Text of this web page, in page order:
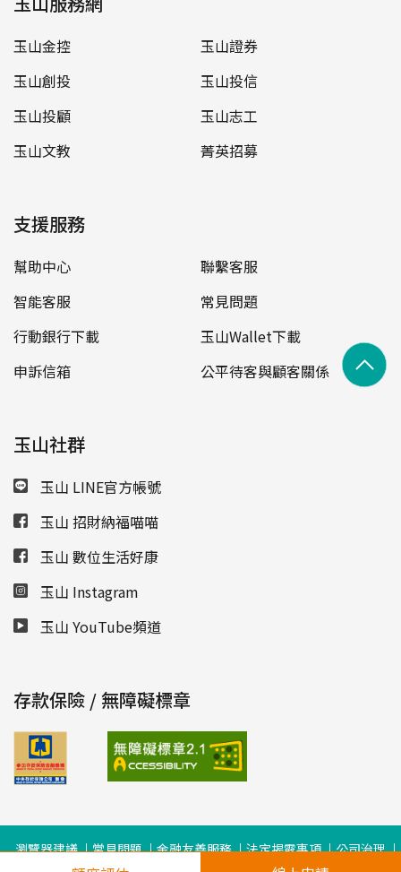
玉山金控
玉山證券
玉山創投
玉山投信
玉山投顧
玉山志工
玉山文教
菁英招募
支援服務
幫助中心
聯繫客服
智能客服
常見問題
行動銀行下載
玉山Wallet下載
申訴信箱
公平待客與顧客關係
玉山社群
玉山 LINE官方帳號
玉山 招財納福喵喵
玉山 數位生活好康
玉山 Instagram
玉山 YouTube頻道
存款保險 / 無障礙標章
瀏覽器建議 常見問題 金融友善服務 法定揭露事項
公司治理